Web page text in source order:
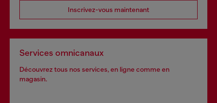
Inscrivez-vous maintenant
Services omnicanaux
Découvrez tous nos services, en ligne comme en
magasin.